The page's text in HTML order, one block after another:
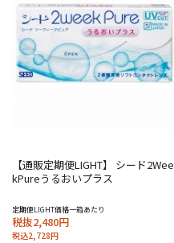
【通販定期便LIGHT】 シード2Wee
kPureうるおいプラス
定期便LIGHT価格一箱あたり
税抜2,480円
税込2,728円